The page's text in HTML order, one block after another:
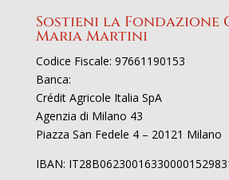
Sostieni la Fondazione
Maria Martini
Codice Fiscale: 97661190153
Banca:
Crédit Agricole Italia SpA
Agenzia di Milano 43
Piazza San Fedele 4 – 20121 Milano
IBAN: